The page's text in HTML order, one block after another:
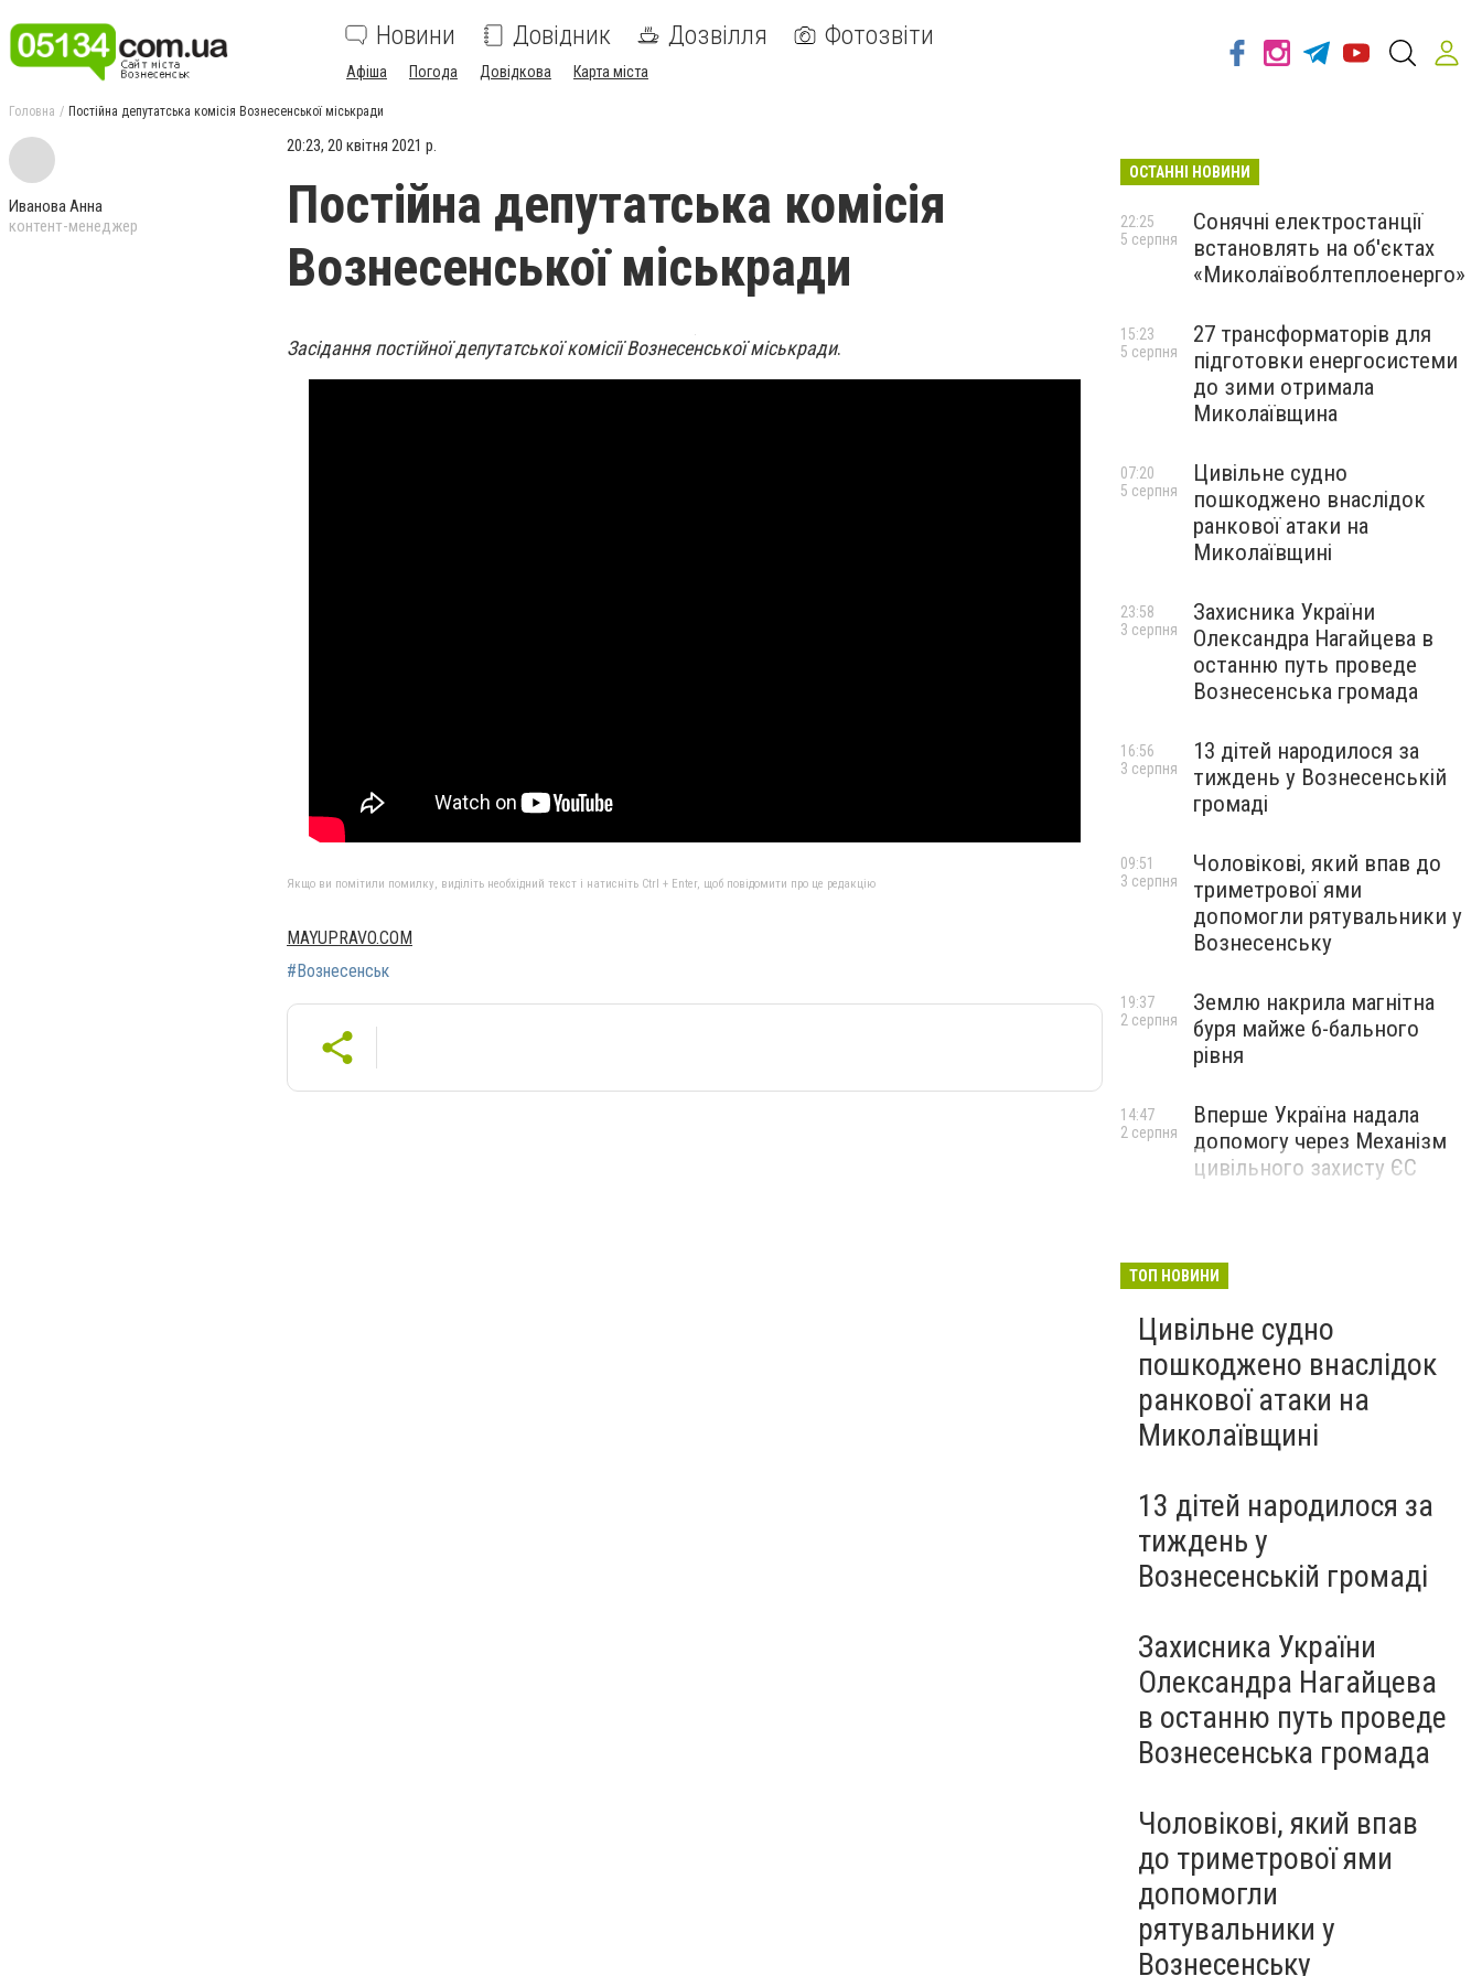
Новини Довідник Дозвілля Фотозвіти
Афіша Погода Довідкова Карта міста
Головна Постійна депутатська комісія Вознесенської міськради
Иванова Анна
контент-менеджер
20:23, 20 квітня 2021 р.
Постійна депутатська комісія
Вознесенської міськради
Засідання постійної депутатської комісії Вознесенської міськради.
Якщо ви помітили помилку, виділіть необхідний текст і натисніть Ctrl + Enter, щоб повідомити про це редакцію
MAYUPRAVO.COM
#Вознесенськ
ОСТАННІ НОВИНИ
Сонячні електростанції
встановлять на об'єктах
«Миколаївоблтеплоенерго»
22:25
5 серпня
27 трансформаторів для
підготовки енергосистеми
до зими отримала
Миколаївщина
15:23
5 серпня
Цивільне судно
пошкоджено внаслідок
ранкової атаки на
Миколаївщині
07:20
5 серпня
Захисника України
Олександра Нагайцева в
останню путь проведе
Вознесенська громада
23:58
3 серпня
13 дітей народилося за
тиждень у Вознесенській
громаді
16:56
3 серпня
Чоловікові, який впав до
триметрової ями
допомогли рятувальники у
Вознесенську
09:51
3 серпня
Землю накрила магнітна
буря майже 6-бального
рівня
19:37
2 серпня
Вперше Україна надала
допомогу через Механізм
цивільного захисту ЄС
14:47
2 серпня
ТОП НОВИНИ
Цивільне судно
пошкоджено внаслідок
ранкової атаки на
Миколаївщині
13 дітей народилося за
тиждень у
Вознесенській громаді
Захисника України
Олександра Нагайцева
в останню путь проведе
Вознесенська громада
Чоловікові, який впав
до триметрової ями
допомогли
рятувальники у
Вознесенську